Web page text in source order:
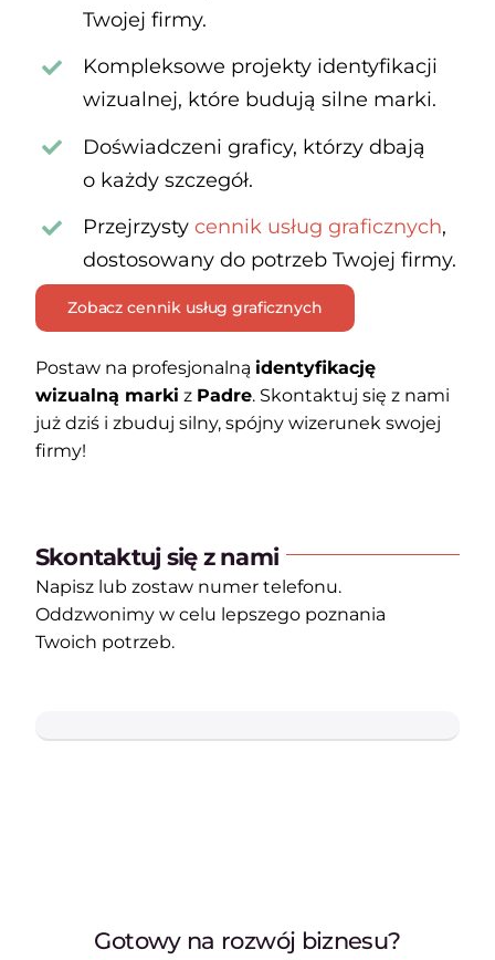
Twojej firmy.
Kompleksowe projekty identyfikacji
wizualnej, które budują silne marki.
Doświadczeni graficy, którzy dbają
o każdy szczegół.
Przejrzystycennik usług graficznych,
dostosowany do potrzeb Twojej firmy.
Zobacz cennik usług graficznych
Postaw na profesjonalną identyfikację
wizualną marki z Padre. Skontaktuj się z nami
już dziś i zbuduj silny, spójny wizerunek swojej
firmy!
Skontaktuj się z nami
Napisz lub zostaw numer telefonu.
Oddzwonimy w celu lepszego poznania
Twoich potrzeb.
Gotowy na rozwój biznesu?